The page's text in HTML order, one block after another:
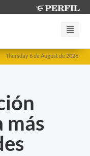
Thursday 6 de August de 2026
más